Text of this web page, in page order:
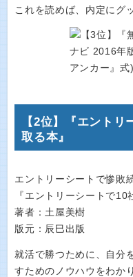
これを読めば、内定にグ
【2位】『エント
取る本』
エントリーシートで惨敗
『エントリーシートで10
著者：土屋美樹
版元：辰巳出版
就活で勝つために、自分
すためのノウハウをわか